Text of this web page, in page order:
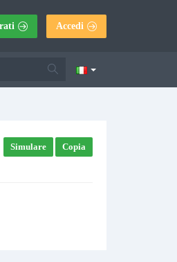
Accedi
Simulare Copia